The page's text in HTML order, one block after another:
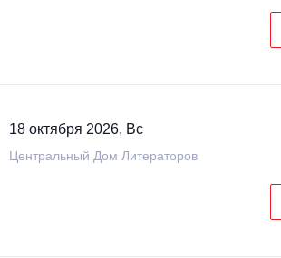
18 октября 2026, Вс
Центральный Дом Литераторов